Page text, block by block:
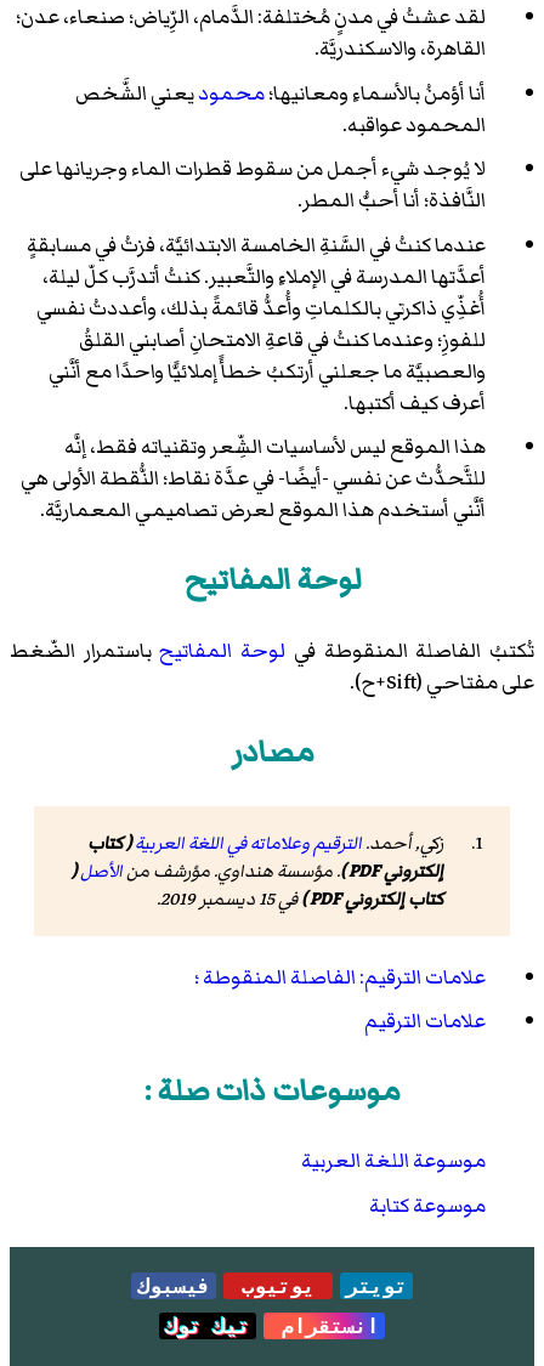
لقد عشتُ في مدنٍ مُختلفة: الدَّمام، الرِّياض؛ صنعاء، عدن؛
القاهرة، والاسكندريَّة.
أنا أؤمنُ بالأسماءِ ومعانيها؛محموديعني الشَّخص
المحمود عواقبه.
لا يُوجد شيء أجمل من سقوط قطرات الماء وجريانها على
النَّافذة؛ أنا أحبُّ المطر.
عندما كنتُ في السَّنةِ الخامسة الابتدائيَّة، فزتُ في مسابقةٍ
أعدَّتها المدرسة في الإملاءِ والتَّعبير. كنتُ أتدرَّب كلّ ليلة،
أُغذِّي ذاكرتي بالكلماتِ وأُعدُّ قائمةً بذلك، وأعددتُ نفسي
للفوزِ؛ وعندما كنتُ في قاعةِ الامتحانِ أصابني القلقُ
والعصبيَّة ما جعلني أرتكبُ خطأً إملائيًّا واحدًا مع أنَّني
أعرف كيف أكتبها.
هذا الموقع ليس لأساسيات الشِّعر وتقنياته فقط، إنَّه
للتَّحدُّث عن نفسي -أيضًا- في عدَّة نقاط؛ النُّقطة الأولى هي
أنَّني أستخدم هذا الموقع لعرض تصاميمي المعماريَّة.
لوحة المفاتيح
تُكتبُ الفاصلة المنقوطة في لوحة المفاتيحباستمرار الضّغط
على مفتاحي (Sift+ح).
مصادر
زكي, أحمد.الترقيم وعلاماته في اللغة العربية( كتاب
إلكتروني PDF )
. مؤسسة هنداوي. مؤرشف منالأصل(
كتاب إلكتروني PDF )
في 15 ديسمبر 2019.
علامات الترقيم: الفاصلة المنقوطة ؛
علامات الترقيم
موسوعات ذات صلة :
موسوعة اللغة العربية
موسوعة كتابة
تويتر يوتيوب
فيسبوك
انستقرام
تيك توك